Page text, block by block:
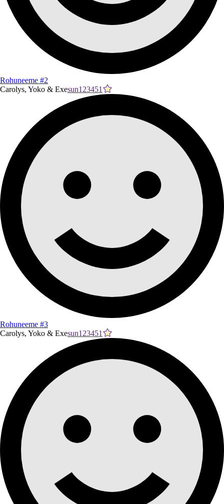
Rohuneeme #2
Carolys, Yoko & Exesun123451
Rohuneeme #3
Carolys, Yoko & Exesun123451